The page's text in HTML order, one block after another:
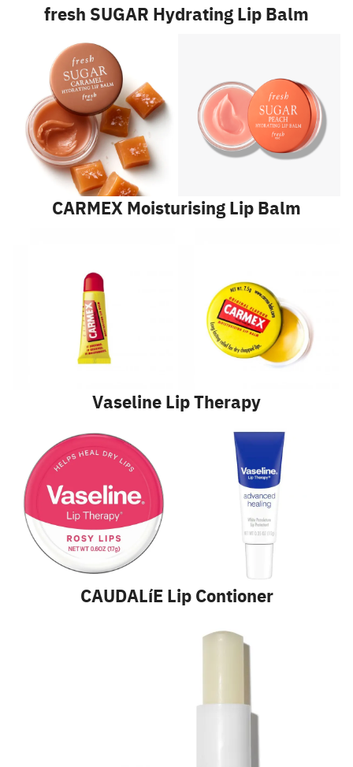
fresh SUGAR Hydrating Lip Balm
CARMEX Moisturising Lip Balm
Vaseline Lip Therapy
CAUDALíE Lip Contioner